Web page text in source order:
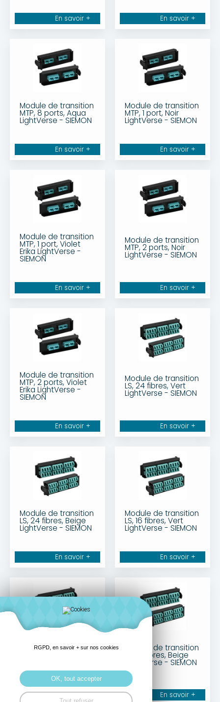
En savoir + En savoir +
Module de transition
MTP, 8 ports, Aqua
LightVerse - SIEMON
En savoir +
Module de transition
MTP, 1 port, Noir
LightVerse - SIEMON
En savoir +
Module de transition
MTP, 1 port, Violet
Erika LightVerse -
SIEMON
En savoir +
Module de transition
MTP, 2 ports, Noir
LightVerse - SIEMON
En savoir +
Module de transition
MTP, 2 ports, Violet
Erika LightVerse -
SIEMON
En savoir +
Module de transition
LS, 24 fibres, Vert
LightVerse - SIEMON
En savoir +
Module de transition
LS, 24 fibres, Beige
LightVerse - SIEMON
En savoir +
Module de transition
LS, 16 fibres, Vert
LightVerse - SIEMON
En savoir +
Module de transition
LS, 16 fibres, Violet
En savoir +
Module de transition
LS, 16 fibres, Beige
LightVerse - SIEMON
En savoir +
RGPD, en savoir + sur nos cookies
OK, tout accepter